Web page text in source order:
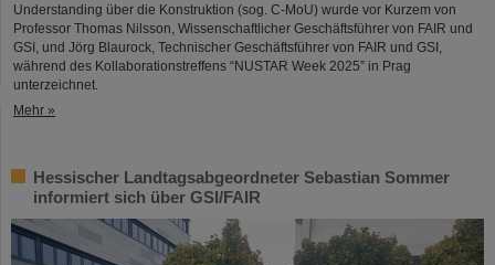
Understanding über die Konstruktion (sog. C-MoU) wurde vor Kurzem von
Professor Thomas Nilsson, Wissenschaftlicher Geschäftsführer von FAIR und
GSI, und Jörg Blaurock, Technischer Geschäftsführer von FAIR und GSI,
während des Kollaborationstreffens “NUSTAR Week 2025” in Prag
unterzeichnet.
Mehr »
Hessischer Landtagsabgeordneter Sebastian Sommer
informiert sich über GSI/FAIR